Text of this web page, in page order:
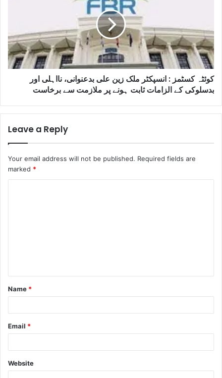
کوئٹہ کسٹمز : انسپکٹر ملک زین علی بدعنوانی، نااہلی اور
بدسلوکی کے الزامات ثابت ہونے پر ملازمت سے برخاست
Leave a Reply
Your email address will not be published. Required fields are
marked *
t
*
Name *
Email *
Website